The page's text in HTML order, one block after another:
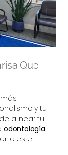
Que
y tu
alinear tu
odontología
es el